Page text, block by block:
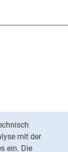
mit der
ein. Die